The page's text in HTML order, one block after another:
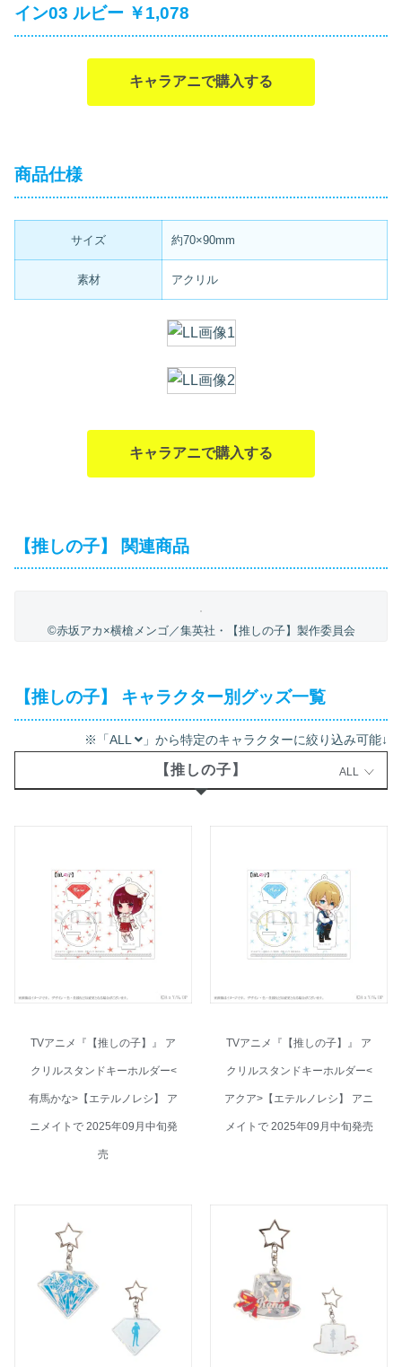
イン03 ルビー ￥1,078
キャラアニで購入する
商品仕様
サイズ 約70×90mm
素材 アクリル
キャラアニで購入する
【推しの子】 関連商品
©赤坂アカ×横槍メンゴ／集英社・【推しの子】製作委員会
【推しの子】 キャラクター別グッズ一覧
※「ALL 」から特定のキャラクターに絞り込み可能↓
【推しの子】 ALL
TVアニメ『【推しの子】』 ア
クリルスタンドキーホルダー<
有馬かな>【エテルノレシ】 ア
ニメイトで 2025年09月中旬発
売
TVアニメ『【推しの子】』 ア
クリルスタンドキーホルダー<
アクア>【エテルノレシ】 アニ
メイトで 2025年09月中旬発売